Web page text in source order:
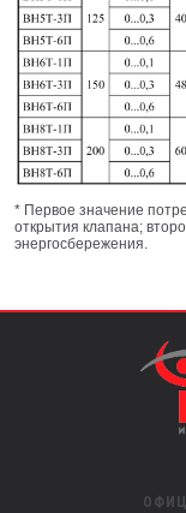
* Первое значение
открытия клапана;
энергосбережения.